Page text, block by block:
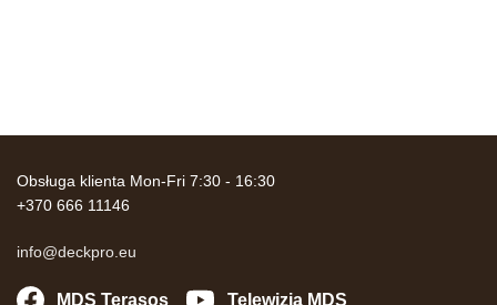
Obsługa klienta Mon-Fri 7:30 - 16:30
+370 666 11146
info@deckpro.eu
MDS Terasos Telewizja MDS